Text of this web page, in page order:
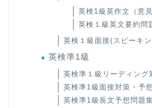
英検1級英作文（意見
英検１級英文要約問
英検１級面接(スピーキ
英検準1級
英検準１級リーディング
英検準1級面接対策・予
英検準1級長文予想問題